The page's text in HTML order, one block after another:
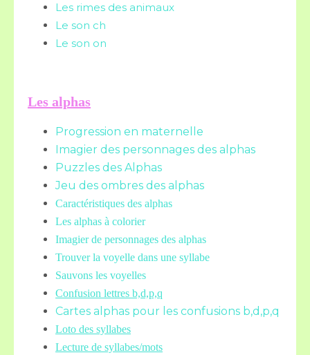
Les rimes des animaux
Le son ch
Le son on
Les alphas
Progression en maternelle
Imagier des personnages des alphas
Puzzles des Alphas
Jeu des ombres des alphas
Caractéristiques des alphas
Les alphas à colorier
Imagier de personnages des alphas
Trouver la voyelle dans une syllabe
Sauvons les voyelles
Confusion lettres b,d,p,q
Cartes alphas pour les confusions b,d,p,q
Loto des syllabes
Lecture de syllabes/mots